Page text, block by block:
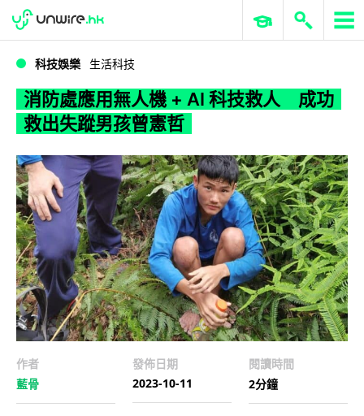
WWDC 2026 ERP 與商業 AI
科技娛樂 生活科技
消防處應用無人機 + AI 科技救人 成功
救出失蹤男孩曾憲哲
作者
藍骨
發佈日期
2023-10-11
閱讀時間
2分鐘